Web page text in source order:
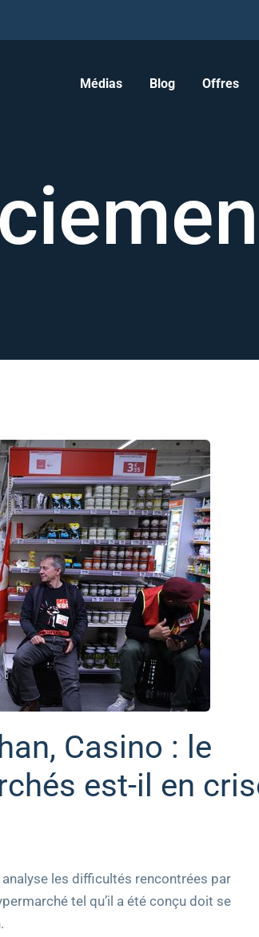
Médias Blog Offres
Casino : le
est-il en
les difficultés rencontrées par
tel qu’il a été conçu doit se